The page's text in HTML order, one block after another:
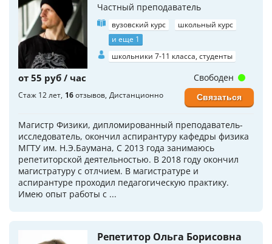
Частный преподаватель
вузовский курс
школьный курс
и еще 1
школьники 7-11 класса, студенты
от 55 руб / час
Стаж 12 лет 16отзывов Дистанционно
Магистр Физики, дипломированный преподаватель-
исследователь, окончил аспирантуру кафедры физика
МГТУ им. Н.Э.Баумана, С 2013 года занимаюсь
репетиторской деятельностью. В 2018 году окончил
магистратуру с отлчием. В магистратуре и
аспирантуре проходил педагогическую практику.
Имею опыт работы с ...
Свободен
Связаться
Репетитор Ольга Борисовна